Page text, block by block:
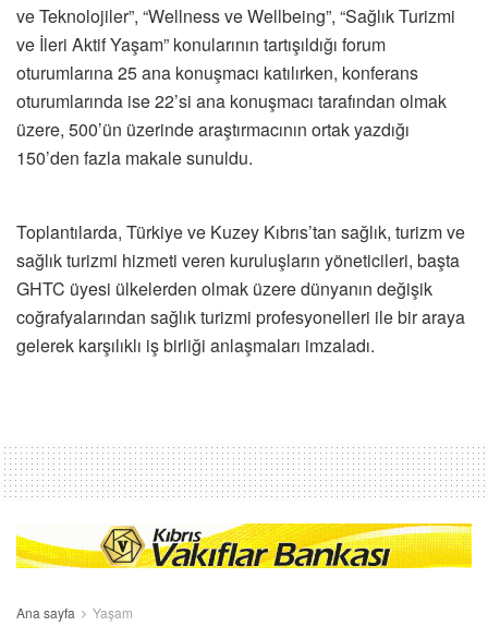
ve Teknolojiler”, “Wellness ve Wellbeing”, “Sağlık Turizmi
ve İleri Aktif Yaşam” konularının tartışıldığı forum
oturumlarına 25 ana konuşmacı katılırken, konferans
oturumlarında ise 22’si ana konuşmacı tarafından olmak
üzere, 500’ün üzerinde araştırmacının ortak yazdığı
150’den fazla makale sunuldu.
Toplantılarda, Türkiye ve Kuzey Kıbrıs’tan sağlık, turizm ve
sağlık turizmi hizmeti veren kuruluşların yöneticileri, başta
GHTC üyesi ülkelerden olmak üzere dünyanın değişik
coğrafyalarından sağlık turizmi profesyonelleri ile bir araya
gelerek karşılıklı iş birliği anlaşmaları imzaladı.
Ana sayfa Yaşam